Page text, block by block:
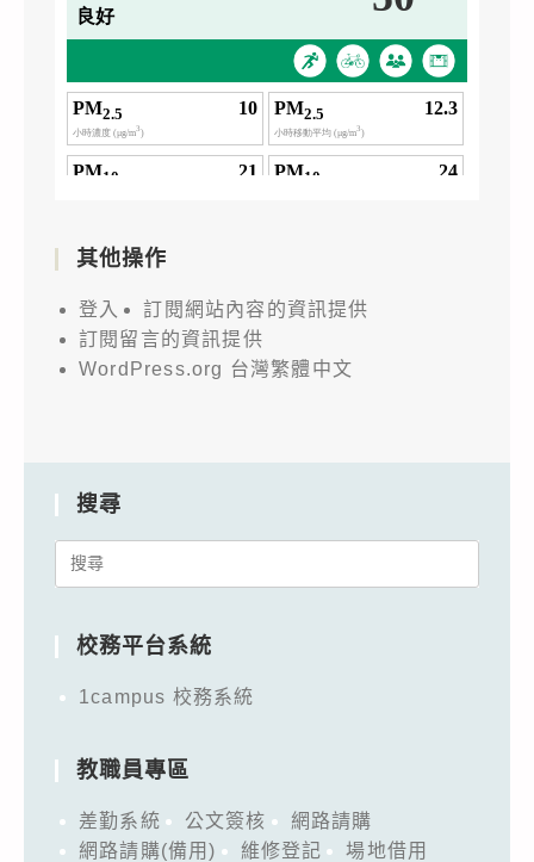
其他操作
登入
訂閱網站內容的資訊提供
訂閱留言的資訊提供
WordPress.org 台灣繁體中文
搜尋
Search
校務平台系統
1campus 校務系統
教職員專區
差勤系統 公文簽核
網路請購
網路請購(備用)
維修登記
場地借用